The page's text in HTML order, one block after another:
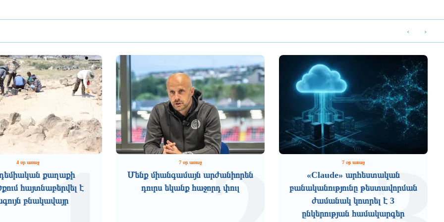
4 օր առաջ
քաղաքի
հայտնաբերվել է
բնակավայր
7 օր առաջ
Մենք միանգամայն արժանիորեն
դուրս եկանք հաջորդ փուլ
7 օր առաջ
«Claude» արհեստական
բանականությունը թեստավորման
ժամանակ կոտրել է 3
ընկերության համակարգեր
‹ ›